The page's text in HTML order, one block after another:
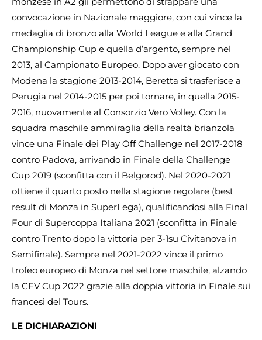
convocazione in Nazionale maggiore, con cui vince la
medaglia di bronzo alla World League e alla Grand
Championship Cup e quella d’argento, sempre nel
2013, al Campionato Europeo. Dopo aver giocato con
Modena la stagione 2013-2014, Beretta si trasferisce a
Perugia nel 2014-2015 per poi tornare, in quella 2015-
2016, nuovamente al Consorzio Vero Volley. Con la
squadra maschile ammiraglia della realtà brianzola
vince una Finale dei Play Off Challenge nel 2017-2018
contro Padova, arrivando in Finale della Challenge
Cup 2019 (sconfitta con il Belgorod). Nel 2020-2021
ottiene il quarto posto nella stagione regolare (best
result di Monza in SuperLega), qualificandosi alla Final
Four di Supercoppa Italiana 2021 (sconfitta in Finale
contro Trento dopo la vittoria per 3-1su Civitanova in
Semifinale). Sempre nel 2021-2022 vince il primo
trofeo europeo di Monza nel settore maschile, alzando
la CEV Cup 2022 grazie alla doppia vittoria in Finale sui
francesi del Tours.
LE DICHIARAZIONI